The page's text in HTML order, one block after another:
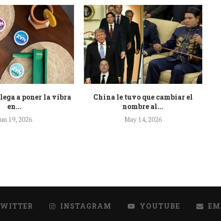
a poner la vibra
en...
19, 2026
China le tuvo que cambiar el
nombre al...
May 14, 2026
INSTAGRAM YOUTUBE